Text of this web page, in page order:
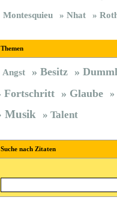
Montesquieu
Nhat
Themen
Angst Besitz
Fortschritt Glaube
Musik Talent
Suche nach Zitaten